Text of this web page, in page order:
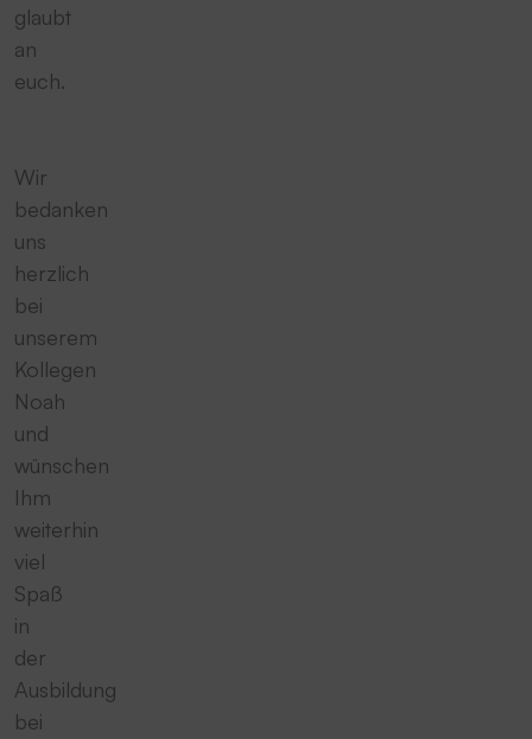
glaubt
an
euch.
Wir
bedanken
uns
herzlich
bei
unserem
Kollegen
Noah
und
wünschen
Ihm
weiterhin
viel
Spaß
in
der
Ausbildung
bei